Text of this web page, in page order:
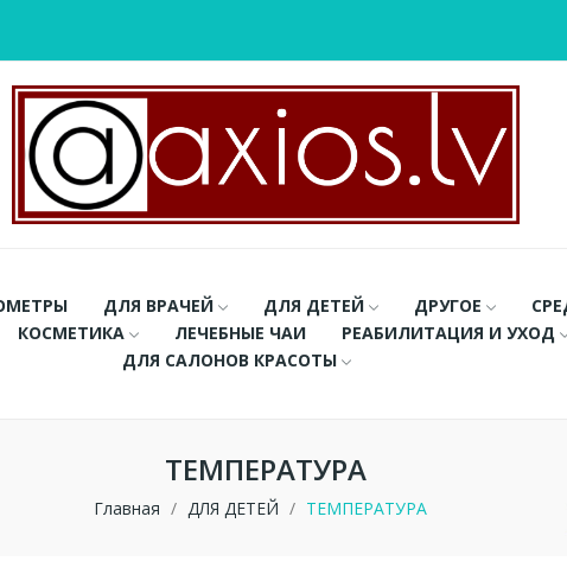
ДЛЯ ВРАЧЕЙ ДЛЯ ДЕТЕЙ ДРУГОЕ
КОСМЕТИКА
ЛЕЧЕБНЫЕ ЧАИ РЕАБИЛИТАЦИЯ И УХОД
ДЛЯ САЛОНОВ КРАСОТЫ
ТЕМПЕРАТУРА
Главная ДЛЯ ДЕТЕЙ ТЕМПЕРАТУРА